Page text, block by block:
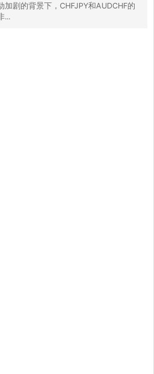
的避险属性与澳元
加剧的背景下，CHFJPY和AUDCHF的
...